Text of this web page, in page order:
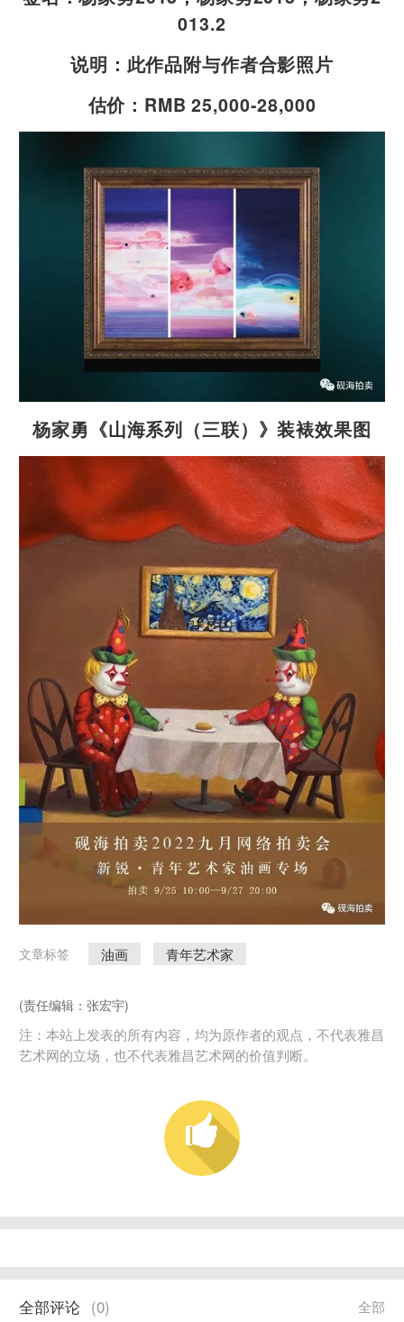
013.2
说明：此作品附与作者合影照片
估价：RMB 25,000-28,000
杨家勇《山海系列（三联）》装裱效果图
文章标签 油画 青年艺术家
(责任编辑：张宏宇)
注：本站上发表的所有内容，均为原作者的观点，不代表雅昌
艺术网的立场，也不代表雅昌艺术网的价值判断。
全部
全部评论 (0)